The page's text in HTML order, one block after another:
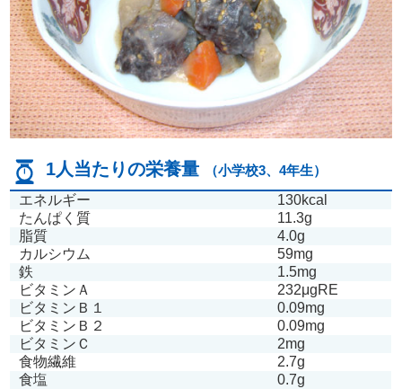
1人当たりの栄養量
（小学校3、4年生）
エネルギー
130kcal
たんぱく質
11.3g
脂質
4.0g
カルシウム
59mg
鉄
1.5mg
ビタミンＡ
232μgRE
ビタミンＢ１
0.09mg
ビタミンＢ２
0.09mg
ビタミンＣ
2mg
食物繊維
2.7g
食塩
0.7g